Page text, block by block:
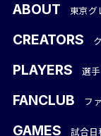
ABOUT 東京グ
CREATORS
PLAYERS 選
FANCLUB フ
GAMES 試合日